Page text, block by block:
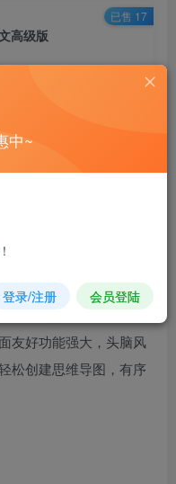
高级版
后购买，可保存购买订单
已售 17
美国Mindjet公司开发，一
友好功能强大，头脑风
松创建思维导图，有序
中~
登录/注册 会员登陆